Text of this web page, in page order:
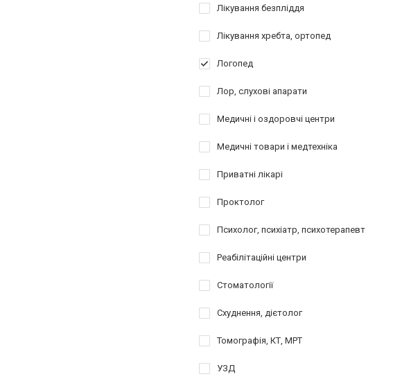
Лікування безпліддя
Лікування хребта, ортопед
Логопед
Лор, слухові апарати
Медичні і оздоровчі центри
Медичні товари і медтехніка
Приватні лікарі
Проктолог
Психолог, психіатр, психотерапевт
Реабілітаційні центри
Стоматології
Схуднення, дієтолог
Томографія, КТ, МРТ
УЗД